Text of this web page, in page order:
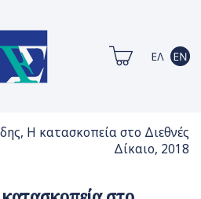
Η κατασκοπεία στο Διεθνές
Δίκαιο, 2018